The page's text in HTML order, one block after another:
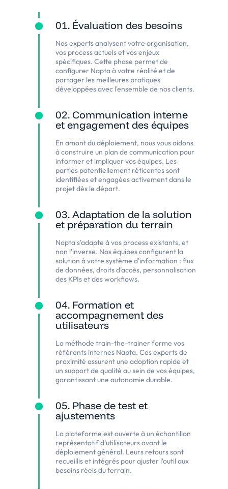
01. Évaluation des besoins
Nos experts analysent votre organisation,
vos process actuels et vos enjeux
spécifiques. Cette phase permet de
configurer Napta à votre réalité et de
partager les meilleures pratiques
développées avec l'ensemble de nos clients.
02. Communication interne
et engagement des équipes
En amont du déploiement, nous vous aidons
à construire un plan de communication pour
informer et impliquer vos équipes. Les
parties potentiellement réticentes sont
identifiées et engagées activement dans le
projet dès le départ.
03. Adaptation de la solution
et préparation du terrain
Napta s'adapte à vos process existants, et
non l'inverse. Nos équipes configurent la
solution à votre système d'information : flux
de données, droits d'accès, personnalisation
des KPIs et des workflows.
04. Formation et
accompagnement des
utilisateurs
La méthode train-the-trainer forme vos
référents internes Napta. Ces experts de
proximité assurent une adoption rapide et
un support de qualité au sein de vos équipes,
garantissant une autonomie durable.
05. Phase de test et
ajustements
La plateforme est ouverte à un échantillon
représentatif d'utilisateurs avant le
déploiement général. Leurs retours sont
recueillis et intégrés pour ajuster l'outil aux
besoins réels du terrain.